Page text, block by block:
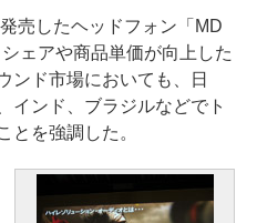
売したヘッドフォン「MD
ェアや商品単価が向上した
ンド市場においても、日
インド、ブラジルなどでト
とを強調した。